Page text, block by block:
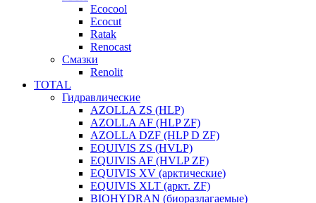
Ecocool
Ecocut
Ratak
Renocast
Смазки
Renolit
TOTAL
Гидравлические
AZOLLA ZS (HLP)
AZOLLA AF (HLP ZF)
AZOLLA DZF (HLP D ZF)
EQUIVIS ZS (HVLP)
EQUIVIS AF (HVLP ZF)
EQUIVIS XV (арктические)
EQUIVIS XLT (аркт. ZF)
BIOHYDRAN (биоразлагаемые)